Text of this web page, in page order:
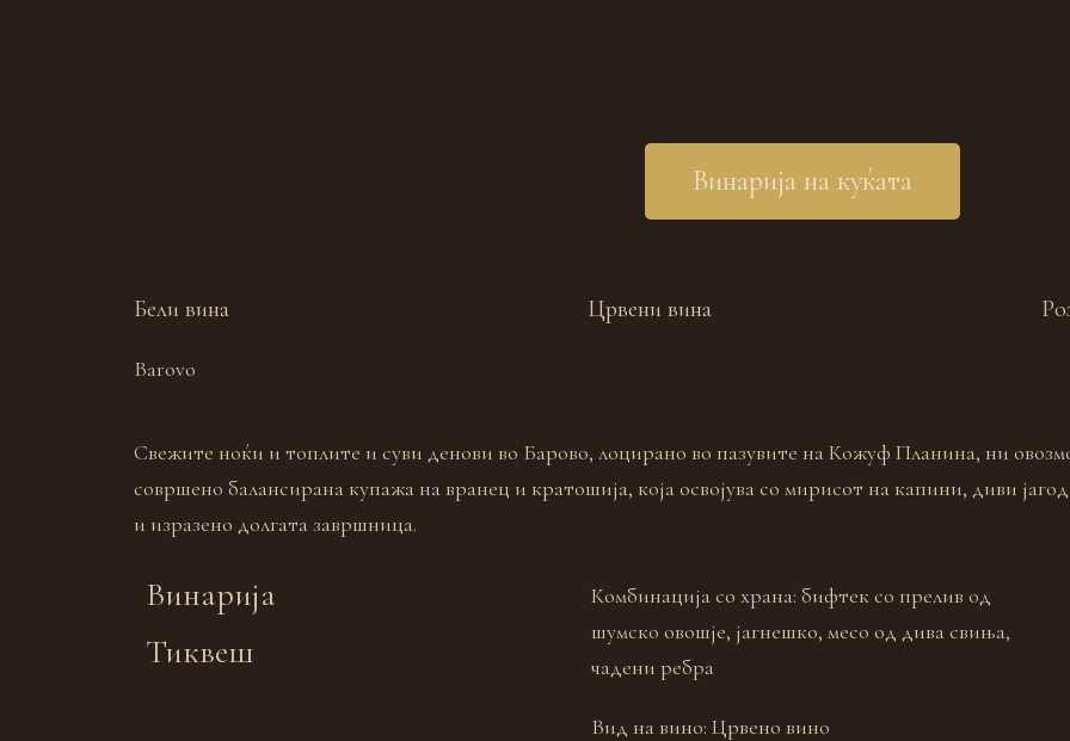
Винарија на куќата
Бели вина Црвени вина
Barovo
Свежите ноќи и топлите и суви денови во Барово, лоцирано во пазувите на Кожуф Планина, ни
совршено балансирана купажа на вранец и кратошија, која освојува со мирисот на капини, диви
и изразено долгата завршница.
Винарија
Тиквеш
Комбинација со храна:бифтек со прелив од
шумско овошје, јагнешко, месо од дива свиња,
чадени ребра
Вид на вино:Црвено вино